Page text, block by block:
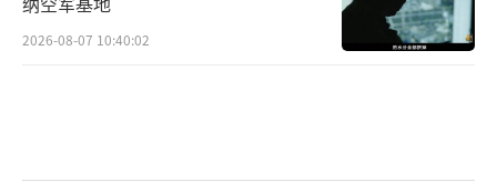
2026-08-07 10:40:02